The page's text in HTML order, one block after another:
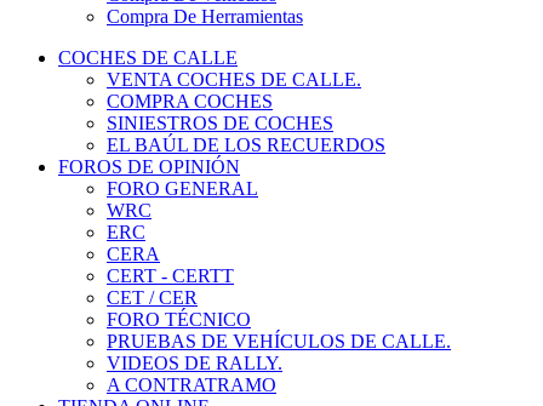
COCHES DE CALLE
VENTA COCHES DE CALLE.
COMPRA COCHES
SINIESTROS DE COCHES
EL BAÚL DE LOS RECUERDOS
FOROS DE OPINIÓN
FORO GENERAL
WRC
ERC
CERA
CERT - CERTT
CET / CER
FORO TÉCNICO
PRUEBAS DE VEHÍCULOS DE CALLE.
VIDEOS DE RALLY.
A CONTRATRAMO
TIENDA ONLINE